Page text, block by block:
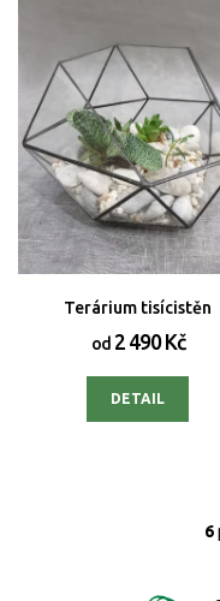
Terárium tisícistěn
od2 490 Kč
DETAIL
6